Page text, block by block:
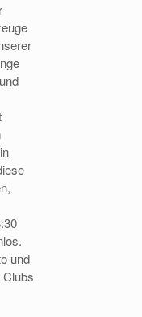
und
und